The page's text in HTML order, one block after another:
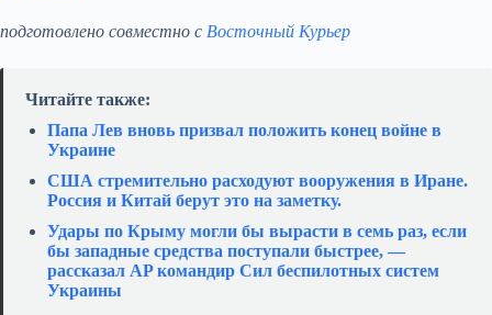
подготовлено совместно с Восточный Курьер
Читайте также:
Папа Лев вновь призвал положить конец войне в
Украине
США стремительно расходуют вооружения в Иране.
Россия и Китай берут это на заметку.
Удары по Крыму могли бы вырасти в семь раз, если
бы западные средства поступали быстрее, —
рассказал AP командир Сил беспилотных систем
Украины